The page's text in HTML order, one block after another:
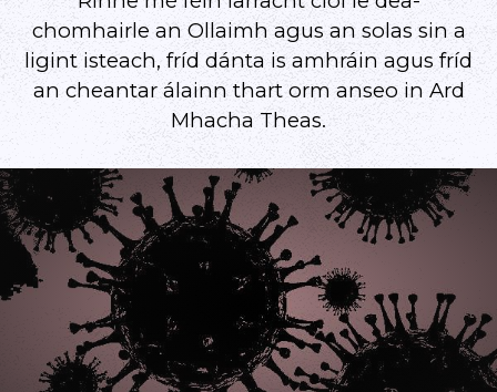
chomhairle an Ollaimh agus an solas sin a
ligint isteach, fríd dánta is amhráin agus fríd
an cheantar álainn thart orm anseo in Ard
Mhacha Theas.